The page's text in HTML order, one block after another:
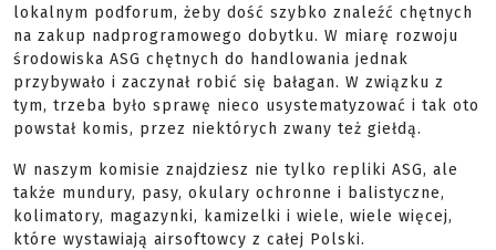
lokalnym podforum, żeby dość szybko znaleźć chętnych
na zakup nadprogramowego dobytku. W miarę rozwoju
środowiska ASG chętnych do handlowania jednak
przybywało i zaczynał robić się bałagan. W związku z
tym, trzeba było sprawę nieco usystematyzować i tak oto
powstał komis, przez niektórych zwany też giełdą.
W naszym komisie znajdziesz nie tylko repliki ASG, ale
także mundury, pasy, okulary ochronne i balistyczne,
kolimatory, magazynki, kamizelki i wiele, wiele więcej,
które wystawiają airsoftowcy z całej Polski.